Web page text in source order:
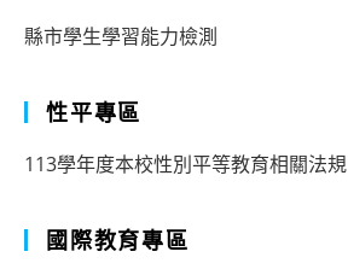
縣市學生學習能力檢測
性平專區
113學年度本校性別平等教育相關法規
國際教育專區